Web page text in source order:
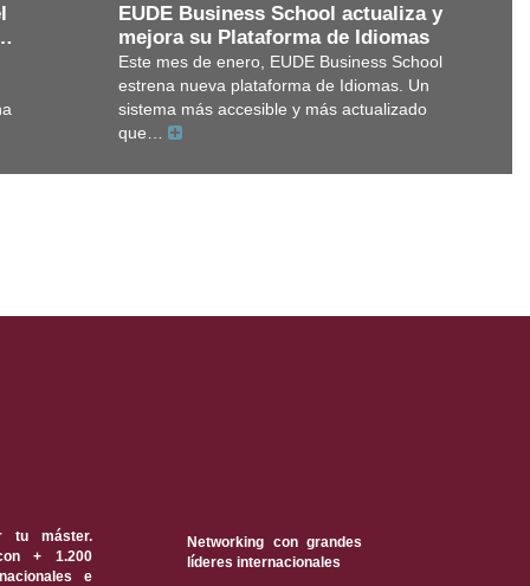
EUDE Business School actualiza y
mejora su Plataforma de Idiomas
Este mes de enero, EUDE Business School
estrena nueva plataforma de Idiomas. Un
sistema más accesible y más actualizado
que…
tu máster.
+ 1.200
e
Networking con grandes
líderes internacionales